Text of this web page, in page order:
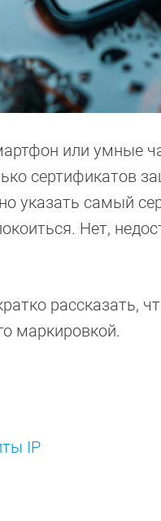
или умные
сертификатов
указать самый
Нет,
рассказать,
маркировкой.
IP